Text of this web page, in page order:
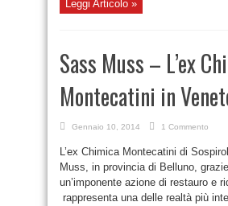
Leggi Articolo »
Sass Muss – L’ex
Montecatini in
Gennaio 10, 2014 1 Commento
L’ex Chimica Montecatini di
Muss, in provincia di Belluno,
un’imponente azione di restauro e
rappresenta una delle realtà più